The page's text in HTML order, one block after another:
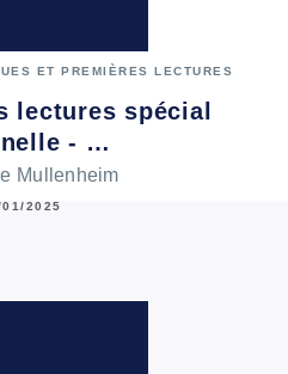
ET PREMIÈRES LECTURES
lectures spécial
- …
Mullenheim
2025